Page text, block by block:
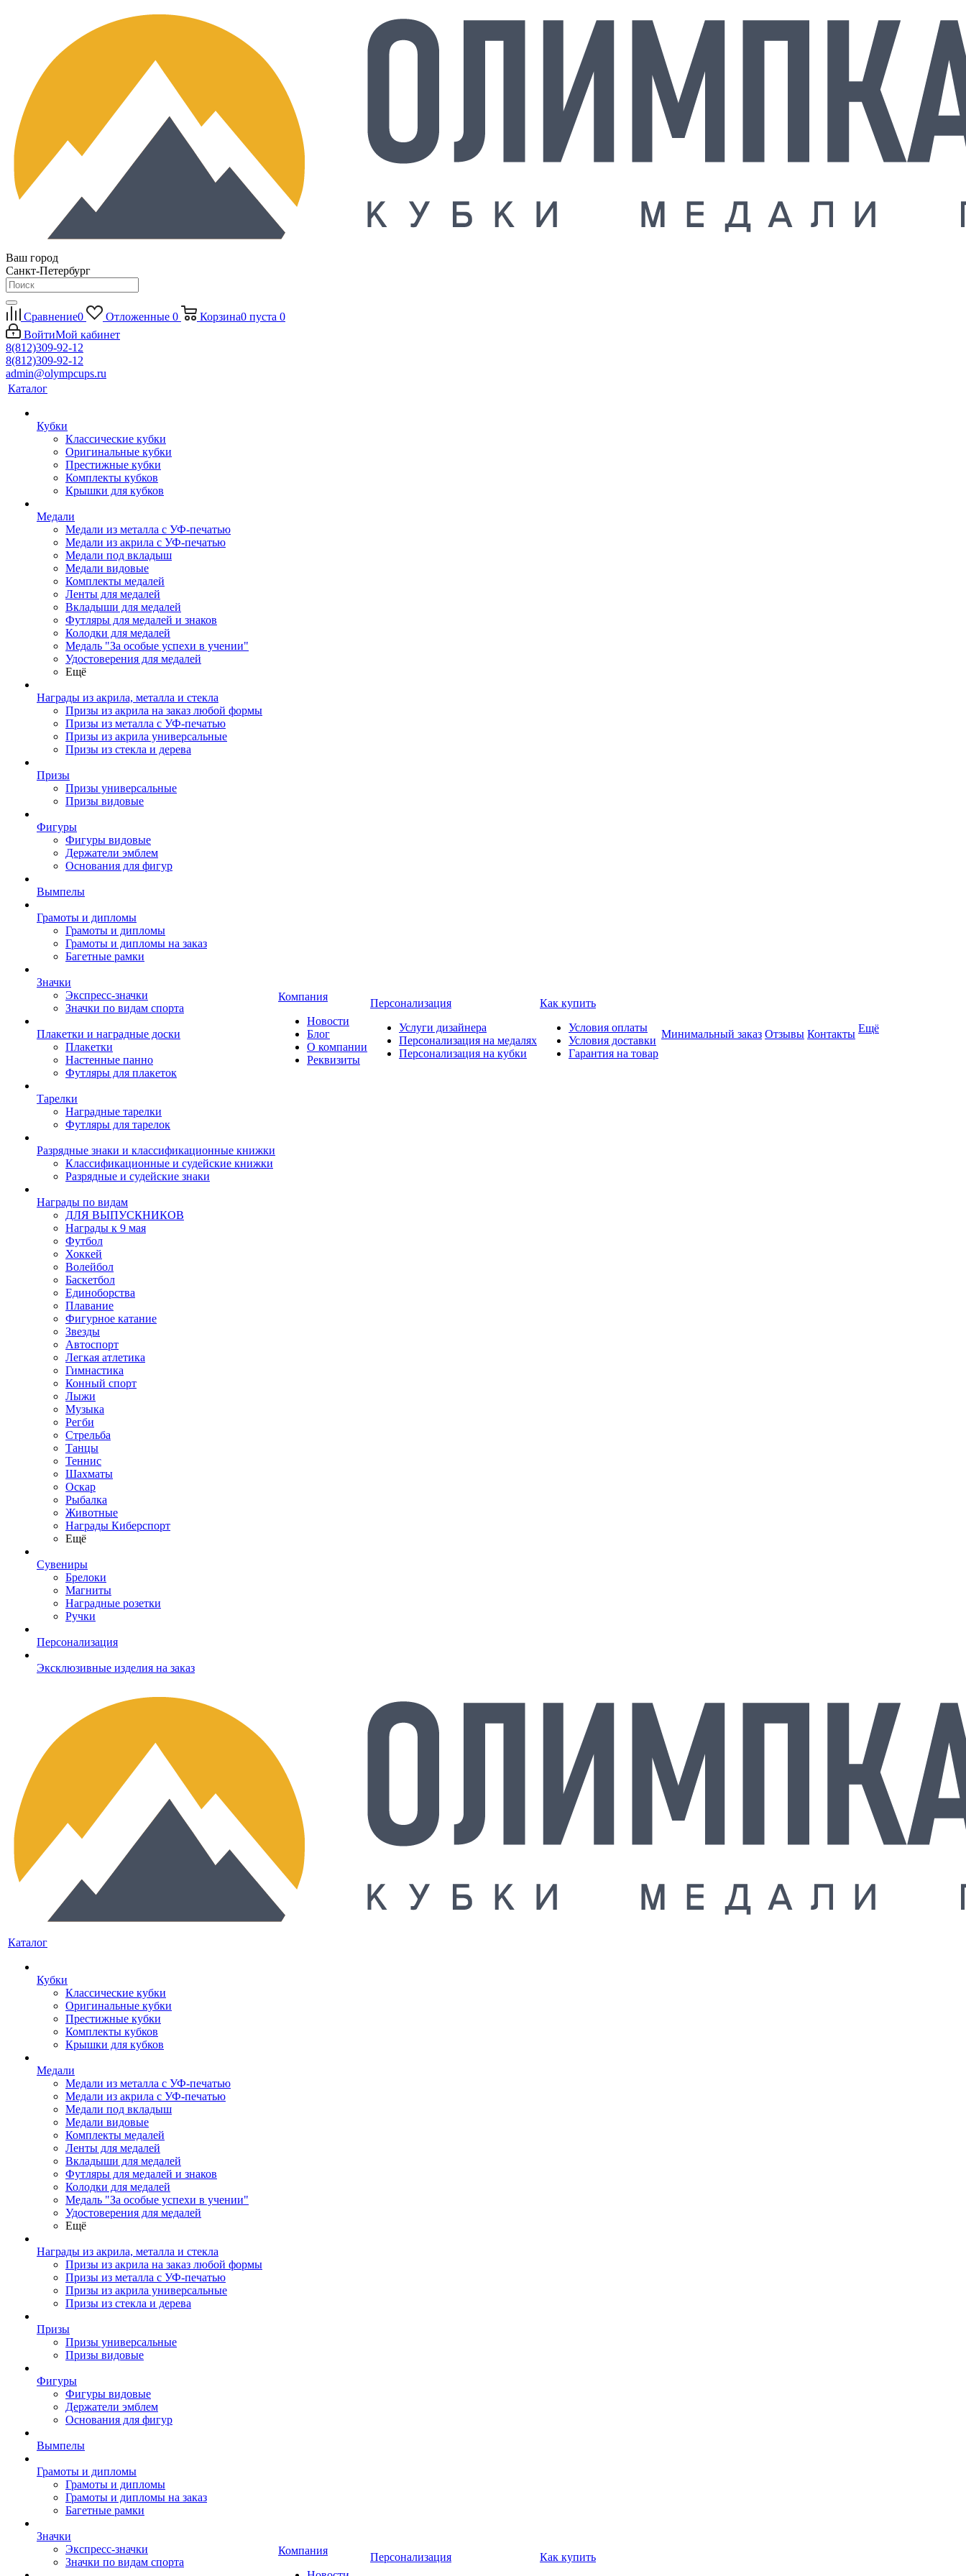
Ваш город
Санкт-Петербург
Сравнение0 Отложенные 0 Корзина0 пуста 0
ВойтиМой кабинет
8(812)309-92-12
8(812)309-92-12
admin@olympcups.ru
Каталог
Кубки
Классические кубки
Оригинальные кубки
Престижные кубки
Комплекты кубков
Крышки для кубков
Медали
Медали из металла с УФ-печатью
Медали из акрила с УФ-печатью
Медали под вкладыш
Медали видовые
Комплекты медалей
Ленты для медалей
Вкладыши для медалей
Футляры для медалей и знаков
Колодки для медалей
Медаль "За особые успехи в учении"
Удостоверения для медалей
Ещё
Награды из акрила, металла и стекла
Призы из акрила на заказ любой формы
Призы из металла с УФ-печатью
Призы из акрила универсальные
Призы из стекла и дерева
Призы
Призы универсальные
Призы видовые
Фигуры
Фигуры видовые
Держатели эмблем
Основания для фигур
Вымпелы
Грамоты и дипломы
Грамоты и дипломы
Грамоты и дипломы на заказ
Багетные рамки
Значки
Экспресс-значки
Значки по видам спорта
Плакетки и наградные доски
Плакетки
Настенные панно
Футляры для плакеток
Тарелки
Наградные тарелки
Футляры для тарелок
Разрядные знаки и классификационные книжки
Классификационные и судейские книжки
Разрядные и судейские знаки
Награды по видам
ДЛЯ ВЫПУСКНИКОВ
Награды к 9 мая
Футбол
Хоккей
Волейбол
Баскетбол
Единоборства
Плавание
Фигурное катание
Звезды
Автоспорт
Легкая атлетика
Гимнастика
Конный спорт
Лыжи
Музыка
Регби
Стрельба
Танцы
Теннис
Шахматы
Оскар
Рыбалка
Животные
Награды Киберспорт
Ещё
Сувениры
Брелоки
Магниты
Наградные розетки
Ручки
Персонализация
Эксклюзивные изделия на заказ
Компания
Новости
Блог
О компании
Реквизиты
Персонализация
Услуги дизайнера
Персонализация на медалях
Персонализация на кубки
Как купить
Условия оплаты
Условия доставки
Гарантия на товар
Минимальный заказ Отзывы Контакты Ещё
Каталог
Кубки
Классические кубки
Оригинальные кубки
Престижные кубки
Комплекты кубков
Крышки для кубков
Медали
Медали из металла с УФ-печатью
Медали из акрила с УФ-печатью
Медали под вкладыш
Медали видовые
Комплекты медалей
Ленты для медалей
Вкладыши для медалей
Футляры для медалей и знаков
Колодки для медалей
Медаль "За особые успехи в учении"
Удостоверения для медалей
Ещё
Награды из акрила, металла и стекла
Призы из акрила на заказ любой формы
Призы из металла с УФ-печатью
Призы из акрила универсальные
Призы из стекла и дерева
Призы
Призы универсальные
Призы видовые
Фигуры
Фигуры видовые
Держатели эмблем
Основания для фигур
Вымпелы
Грамоты и дипломы
Грамоты и дипломы
Грамоты и дипломы на заказ
Багетные рамки
Значки
Экспресс-значки
Значки по видам спорта
Компания
Персонализация
Как купить